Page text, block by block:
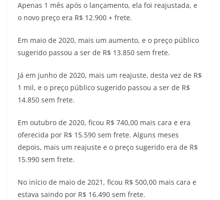
Apenas 1 mês após o lançamento, ela foi reajustada, e
o novo preço era R$ 12.900 + frete.
Em maio de 2020, mais um aumento, e o preço público
sugerido passou a ser de R$ 13.850 sem frete.
Já em junho de 2020, mais um reajuste, desta vez de R$
1 mil, e o preço público sugerido passou a ser de R$
14.850 sem frete.
Em outubro de 2020, ficou R$ 740,00 mais cara e era
oferecida por R$ 15.590 sem frete. Alguns meses
depois, mais um reajuste e o preço sugerido era de R$
15.990 sem frete.
No início de maio de 2021, ficou R$ 500,00 mais cara e
estava saindo por R$ 16.490 sem frete.